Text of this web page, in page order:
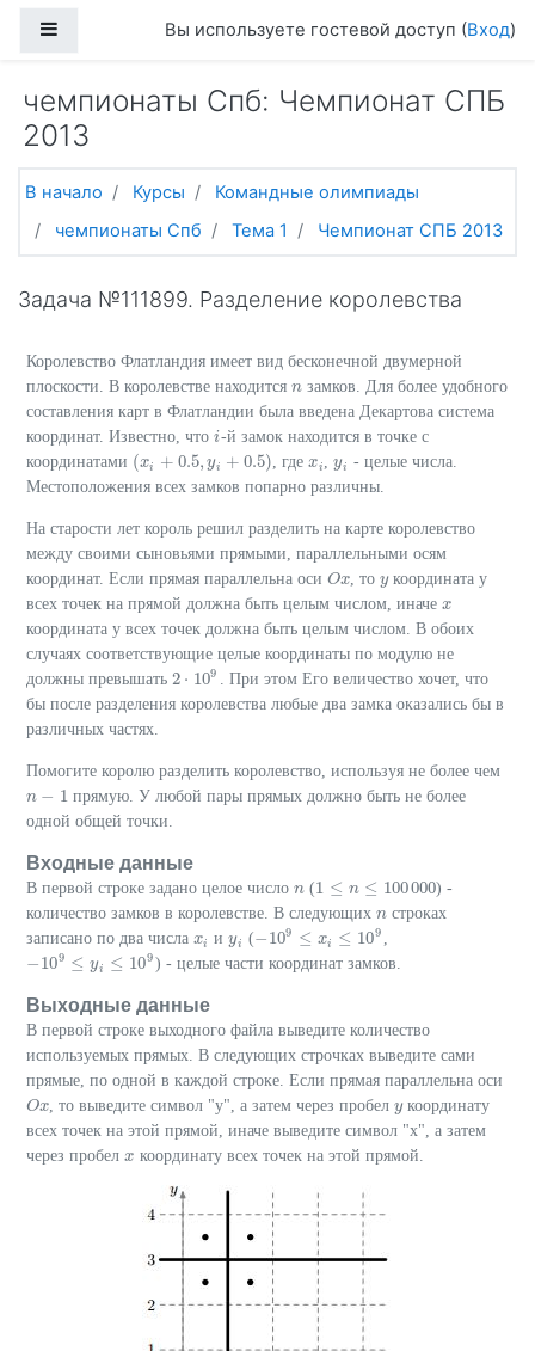
Боковая панельВы используете гостевой доступ (Вход)
чемпионаты Спб: Чемпионат СПБ
2013
В начало Курсы
Командные олимпиады
чемпионаты Спб
Тема 1 Чемпионат СПБ 2013
Задача №111899. Разделение королевства
Королевство Флатландия имеет вид бесконечной двумерной
плоскости. В королевстве находится n
n замков. Для более удобного
составления карт в Флатландии была введена Декартова система
координат. Известно, что i
i-й замок находится в точке с
координатами (xi + 0.5, yi + 0.5)
(xi+ 0.5,yi+0.5) , гдеxi
xi,yi
yi - целые числа.
Местоположения всех замков попарно различны.
На старости лет король решил разделить на карте королевство
между своими сыновьями прямыми, параллельными осям
координат. Если прямая параллельна оси Ox
Ox, то y
yкоордината у
всех точек на прямой должна быть целым числом, иначе x
x
координата у всех точек должна быть целым числом. В обоих
случаях соответствующие целые координаты по модулю не
должны превышать 2 ⋅ 109
2 109 . При этом Его величество хочет, что
бы после разделения королевства любые два замка оказались бы в
различных частях.
Помогите королю разделить королевство, используя не более чем
n − 1
n−1
прямую. У любой пары прямых должно быть не более
одной общей точки.
Входные данные
В первой строке задано целое число n
n (1 ≤ n ≤ 100000
1 ≤n ≤100 000
) -
количество замков в королевстве. В следующих n
n строках
записано по два числа xi
xi иyi
yi (−109 ≤ xi ≤ 109
−109≤ xi ≤10 9 ,
−109 ≤ yi ≤ 109
−109≤ yi ≤10 9 ) - целые части координат замков.
Выходные данные
В первой строке выходного файла выведите количество
используемых прямых. В следующих строчках выведите сами
прямые, по одной в каждой строке. Если прямая параллельна оси
Ox
Ox, то выведите символ "y", а затем через пробел y
yкоординату
всех точек на этой прямой, иначе выведите символ "x", а затем
через пробел x
x координату всех точек на этой прямой.